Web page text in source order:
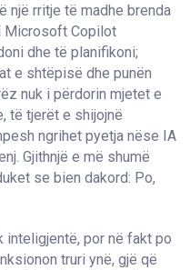
një rritje të madhe brenda
Microsoft Copilot
dhe të planifikoni;
e shtëpisë dhe punën
nuk i përdorin mjetet e
të tjerët e shijojnë
ngrihet pyetja nëse IA
Gjithnjë e më shumë
se bien dakord: Po,
inteligjentë, por në fakt po
truri ynë, gjë që